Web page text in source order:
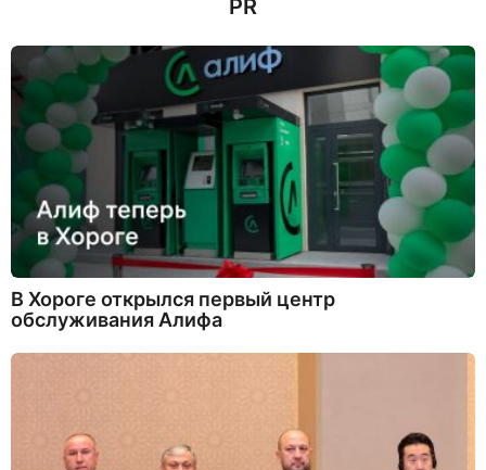
PR
В Хороге открылся первый центр
обслуживания Алифа